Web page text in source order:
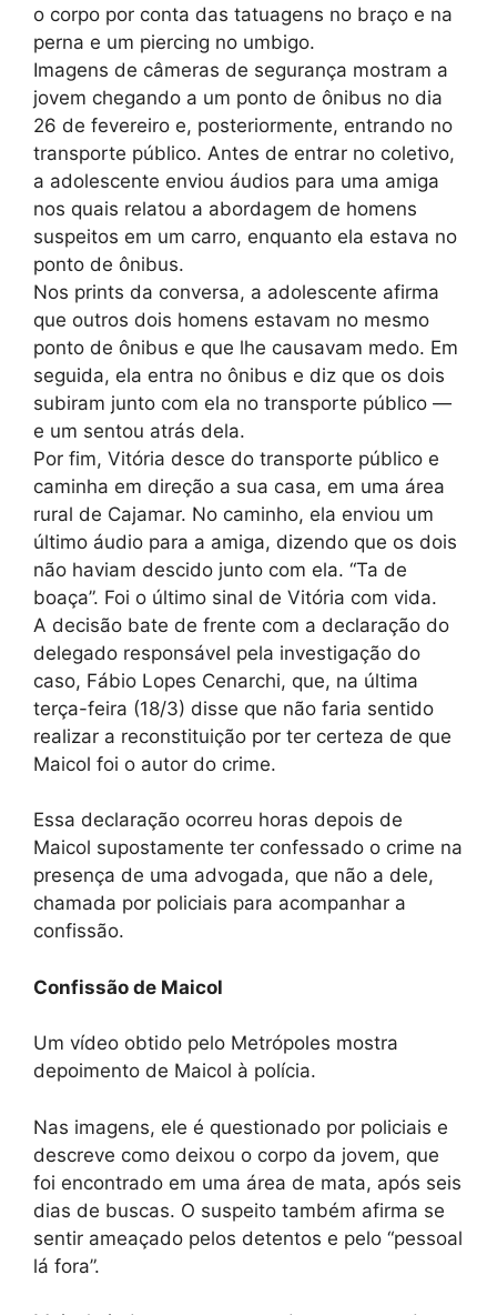
o corpo por conta das tatuagens no braço e na
perna e um piercing no umbigo.
Imagens de câmeras de segurança mostram a
jovem chegando a um ponto de ônibus no dia
26 de fevereiro e, posteriormente, entrando no
transporte público. Antes de entrar no coletivo,
a adolescente enviou áudios para uma amiga
nos quais relatou a abordagem de homens
suspeitos em um carro, enquanto ela estava no
ponto de ônibus.
Nos prints da conversa, a adolescente afirma
que outros dois homens estavam no mesmo
ponto de ônibus e que lhe causavam medo. Em
seguida, ela entra no ônibus e diz que os dois
subiram junto com ela no transporte público —
e um sentou atrás dela.
Por fim, Vitória desce do transporte público e
caminha em direção a sua casa, em uma área
rural de Cajamar. No caminho, ela enviou um
último áudio para a amiga, dizendo que os dois
não haviam descido junto com ela. “Ta de
boaça”. Foi o último sinal de Vitória com vida.
A decisão bate de frente com a declaração do
delegado responsável pela investigação do
caso, Fábio Lopes Cenarchi, que, na última
terça-feira (18/3) disse que não faria sentido
realizar a reconstituição por ter certeza de que
Maicol foi o autor do crime.
Essa declaração ocorreu horas depois de
Maicol supostamente ter confessado o crime na
presença de uma advogada, que não a dele,
chamada por policiais para acompanhar a
confissão.
Confissão de Maicol
Um vídeo obtido pelo Metrópoles mostra
depoimento de Maicol à polícia.
Nas imagens, ele é questionado por policiais e
descreve como deixou o corpo da jovem, que
foi encontrado em uma área de mata, após seis
dias de buscas. O suspeito também afirma se
sentir ameaçado pelos detentos e pelo “pessoal
lá fora”.